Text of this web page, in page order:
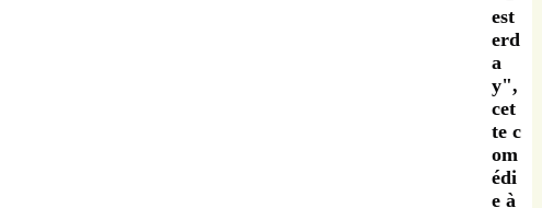
est
erd
a
y",
cet
te c
om
édi
e à